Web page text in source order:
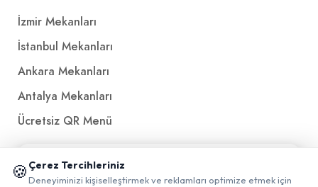
İzmir Mekanları
İstanbul Mekanları
Ankara Mekanları
Antalya Mekanları
Ücretsiz QR Menü
Politikalar ve Şartlar
🍪 Çerez Tercihleriniz
Deneyiminizi kişiselleştirmek ve reklamları optimize etmek için
📱 Mobil uygulamamızı keşfedin!
✖